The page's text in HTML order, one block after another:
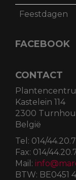
Feestdagen
FACEBOOK
CONTACT
Kastelein 114
2300
België
Tel: 014/
Fax: 014/
Mail:
BTW: BE0451